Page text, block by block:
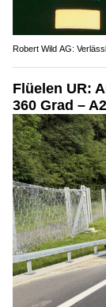
Robert Wild AG:
Flüelen UR:
360 Grad –